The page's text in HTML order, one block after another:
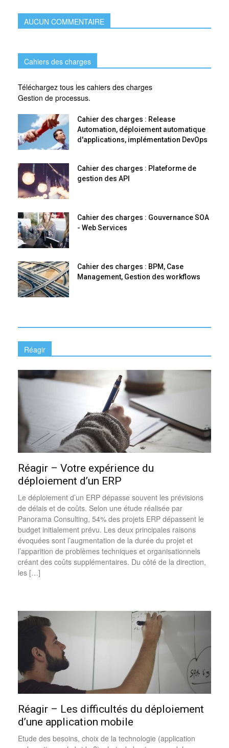
AUCUN COMMENTAIRE
Cahiers des charges
Téléchargez tous les cahiers des charges
Gestion de processus.
Cahier des charges : Release
Automation, déploiement automatique
d'applications, implémentation DevOps
Cahier des charges : Plateforme de
gestion des API
Cahier des charges : Gouvernance SOA
- Web Services
Cahier des charges : BPM, Case
Management, Gestion des workflows
Réagir
Réagir – Votre expérience du
déploiement d’un ERP
Le déploiement d’un ERP dépasse souvent les prévisions
de délais et de coûts. Selon une étude réalisée par
Panorama Consulting, 54% des projets ERP dépassent le
budget initialement prévu. Les deux principales raisons
évoquées sont l’augmentation de la durée du projet et
l’apparition de problèmes techniques et organisationnels
créant des coûts supplémentaires. Du côté de la direction,
les […]
Réagir – Les difficultés du déploiement
d’une application mobile
Etude des besoins, choix de la technologie (application